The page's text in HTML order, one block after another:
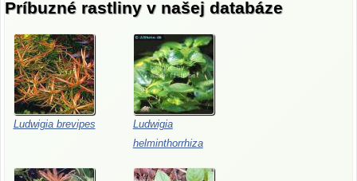
Príbuzné rastliny v našej databáze
Ludwigia brevipes
Ludwigia
helminthorrhiza